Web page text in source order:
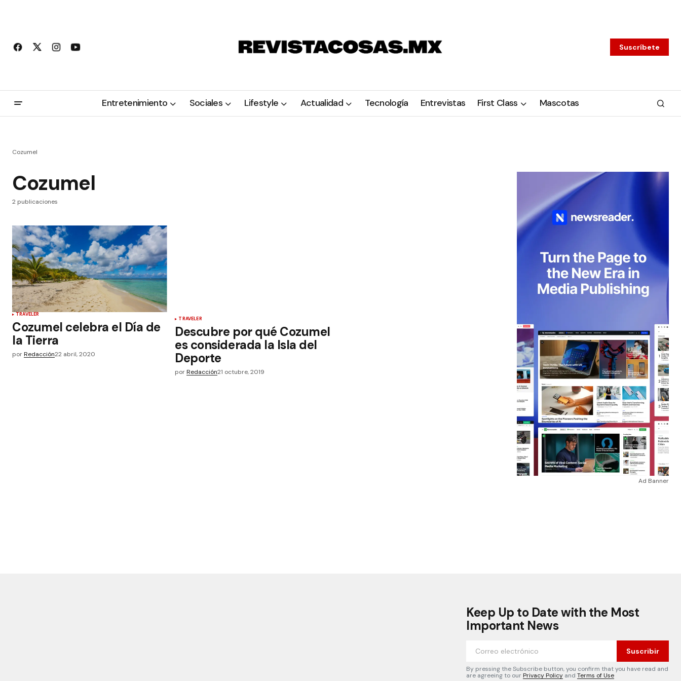
Suscríbete
Entretenimiento Sociales Lifestyle Actualidad Tecnología Entrevistas First Class Mascotas
Cozumel
Cozumel
2 publicaciones
TRAVELER
Cozumel celebra el Día de
la Tierra
porRedacción22 abril, 2020
TRAVELER
Descubre por qué Cozumel
es considerada la Isla del
Deporte
por Redacción21 octubre, 2019
Ad Banner
Keep Up to Date with the Most
Important News
Suscribir
By pressing the Subscribe button, you confirm that you have read and
are agreeing to ourPrivacy Policy and Terms of Use